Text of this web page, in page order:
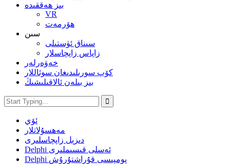
بىز ھەققىدە
VR
ھۆرمەت
سىن
سىناق ئۈستىلى
زاپاس زاپچاسلار
خەۋەرلەر
كۆپ سورىلىدىغان سوئاللار
بىز بىلەن ئالاقىلىشىڭ
ئۆي
مەھسۇلاتلار
دىزېل زاپچاسلىرى
Delphi ئەسلى قىسىملىرى
Delphi پومپىسى قۇراشتۇرۇش